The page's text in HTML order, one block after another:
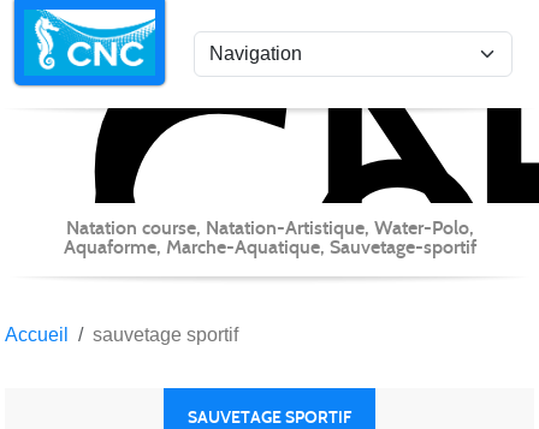
Natation course, Natation-Artistique, Water-Polo,
Aquaforme, Marche-Aquatique, Sauvetage-sportif
Accueil sauvetage sportif
SAUVETAGE SPORTIF
Panneau de gestion des cookies